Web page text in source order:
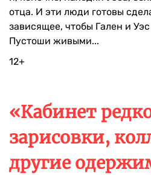
отца. И эти люди готовы
зависящее, чтобы Гален и
Пустоши живыми...
12+
«Кабинет
зарисовки,
другие